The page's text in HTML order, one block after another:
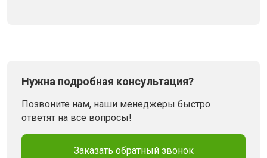
Нужна подробная консультация?
Позвоните нам, наши менеджеры быстро
ответят на все вопросы!
Заказать обратный звонок